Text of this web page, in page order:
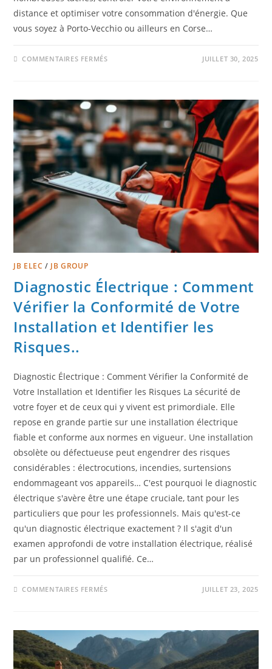
distance et optimiser votre consommation d'énergie. Que
vous soyez à Porto-Vecchio ou ailleurs en Corse…
COMMENTAIRES FERMÉS JUILLET 30, 2025
JB ELEC / JB GROUP
Diagnostic Électrique : Comment
Vérifier la Conformité de Votre
Installation et Identifier les
Risques..
Diagnostic Électrique : Comment Vérifier la Conformité de
Votre Installation et Identifier les Risques La sécurité de
votre foyer et de ceux qui y vivent est primordiale. Elle
repose en grande partie sur une installation électrique
fiable et conforme aux normes en vigueur. Une installation
obsolète ou défectueuse peut engendrer des risques
considérables : électrocutions, incendies, surtensions
endommageant vos appareils… C'est pourquoi le diagnostic
électrique s'avère être une étape cruciale, tant pour les
particuliers que pour les professionnels. Mais qu'est-ce
qu'un diagnostic électrique exactement ? Il s'agit d'un
examen approfondi de votre installation électrique, réalisé
par un professionnel qualifié. Ce…
COMMENTAIRES FERMÉS JUILLET 23, 2025